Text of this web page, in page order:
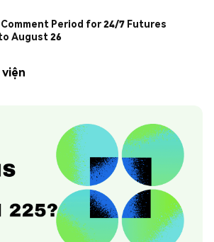
Period for 24/7 Futures
August 26
viện